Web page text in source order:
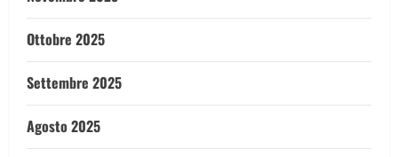
Ottobre 2025
Settembre 2025
Agosto 2025